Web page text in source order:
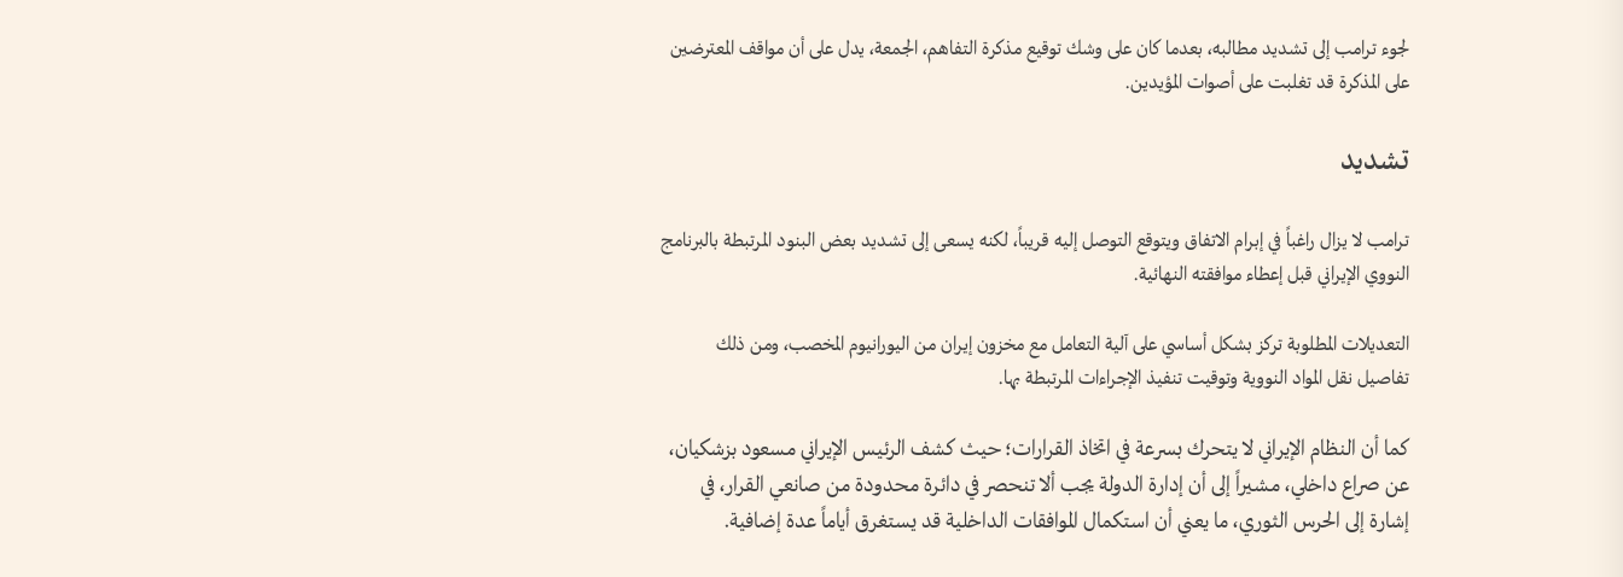
لجوء ترامب إلى تشديد مطالبه، بعدما كان على وشك توقيع مذكرة التفاهم، الجمعة، يدل على أن مواقف المعترضين
على المذكرة قد تغلبت على أصوات المؤيدين.
تشديد
ترامب لا يزال راغباً في إبرام الاتفاق ويتوقع التوصل إليه قريباً، لكنه يسعى إلى تشديد بعض البنود المرتبطة بالبرنامج
النووي الإيراني قبل إعطاء موافقته النهائية.
التعديلات المطلوبة تركز بشكل أساسي على آلية التعامل مع مخزون إيران من اليورانيوم المخصب، ومن ذلك
تفاصيل نقل المواد النووية وتوقيت تنفيذ الإجراءات المرتبطة بها.
كما أن النظام الإيراني لا يتحرك بسرعة في اتخاذ القرارات؛ حيث كشف الرئيس الإيراني مسعود بزشكيان،
عن صراع داخلي، مشيراً إلى أن إدارة الدولة يجب ألا تنحصر في دائرة محدودة من صانعي القرار، في
إشارة إلى الحرس الثوري، ما يعني أن استكمال الموافقات الداخلية قد يستغرق أياماً عدة إضافية.